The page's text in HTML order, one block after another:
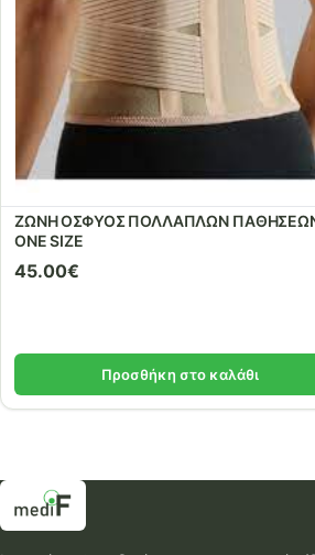
ΖΩΝΗ ΟΣΦΥΟΣ ΠΟΛΛΑΠΛΩΝ
ONE SIZE
45.00€
Προσθήκη στο καλάθι